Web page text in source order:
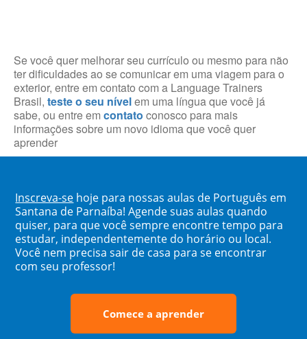
Se você quer melhorar seu currículo ou mesmo para não
ter dificuldades ao se comunicar em uma viagem para o
exterior, entre em contato com a Language Trainers
Brasil, teste o seu nívelem uma língua que você já
sabe, ou entre em contato conosco para mais
informações sobre um novo idioma que você quer
aprender
Inscreva-se hoje para nossas aulas de Português em
Santana de Parnaíba! Agende suas aulas quando
quiser, para que você sempre encontre tempo para
estudar, independentemente do horário ou local.
Você nem precisa sair de casa para se encontrar
com seu professor!
Comece a aprender